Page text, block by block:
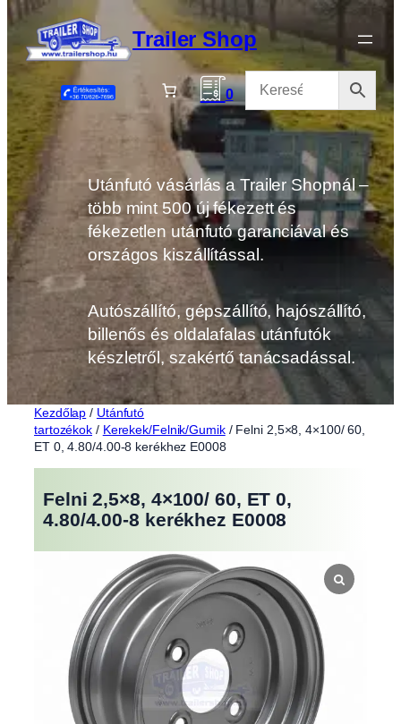
Ugrás
a
tartalomhoz
Trailer Shop
0
Utánfutó vásárlás a Trailer Shopnál –
több mint 500 új fékezett és
fékezetlen utánfutó garanciával és
országos kiszállítással.
Autószállító, gépszállító, hajószállító,
billenős és oldalafalas utánfutók
készletről, szakértő tanácsadással.
Kezdőlap / Utánfutó
tartozékok / Kerekek/Felnik/Gumik/ Felni 2,5×8, 4×100/ 60,
ET 0, 4.80/4.00-8 kerékhez E0008
Felni 2,5×8, 4×100/ 60, ET 0,
4.80/4.00-8 kerékhez E0008